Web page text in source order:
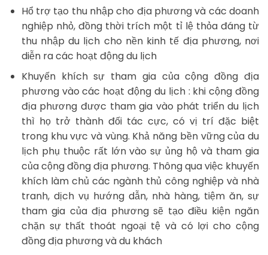
Hổ trợ tạo thu nhập cho địa phương và các doanh
nghiệp nhỏ, đồng thời trích một tỉ lệ thỏa đáng từ
thu nhập du lịch cho nền kinh tế địa phương, nơi
diễn ra các hoạt động du lịch
Khuyến khích sự tham gia của cộng đồng địa
phương vào các hoạt động du lịch : khi cộng đồng
địa phương được tham gia vào phát triển du lịch
thì họ trở thành đối tác cực, có vị trí đặc biệt
trong khu vực và vùng. Khả năng bền vững của du
lịch phụ thuộc rất lớn vào sự ủng hộ và tham gia
của cộng đồng địa phương. Thông qua việc khuyến
khích làm chủ các ngành thủ công nghiệp và nhà
tranh, dịch vụ hướng dẫn, nhà hàng, tiệm ăn, sự
tham gia của địa phương sẽ tạo điều kiện ngăn
chặn sự thất thoát ngoại tệ và có lợi cho cộng
đồng địa phương và du khách